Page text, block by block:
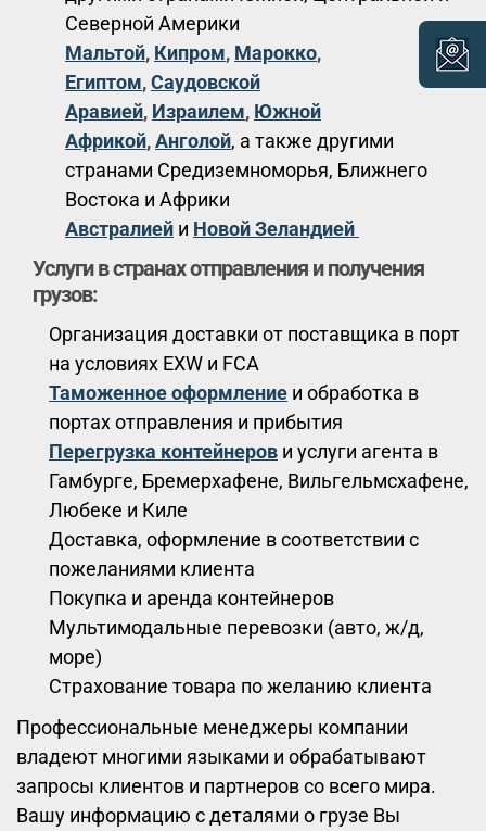
Северной Америки
Мальтой, Кипром, Марокко,
Египтом,Саудовской
Аравией, Израилем, Южной
Африкой,Анголой, а также другими
странами Средиземноморья, Ближнего
Востока и Африки
Австралией и Новой Зеландией
Услуги в странах отправления и получения
грузов:
Организация доставки от поставщика в порт
на условиях EXW и FCA
Таможенное оформление и обработка в
портах отправления и прибытия
Перегрузка контейнеров и услуги агента в
Гамбурге, Бремерхафене, Вильгельмсхафене,
Любеке и Киле
Доставка, оформление в соответствии с
пожеланиями клиента
Покупка и аренда контейнеров
Мультимодальные перевозки (авто, ж/д,
море)
Страхование товара по желанию клиента
Профессиональные менеджеры компании
владеют многими языками и обрабатывают
запросы клиентов и партнеров со всего мира.
Вашу информацию с деталями о грузе Вы